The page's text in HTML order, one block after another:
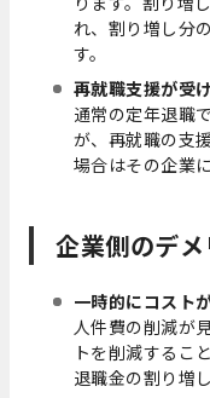
れ、割り増し分
す。
再就職支援が受
通常の定年退職
が、再就職の支
場合はその企業
企業側のデメ
一時的にコスト
人件費の削減が
トを削減するこ
退職金の割り増